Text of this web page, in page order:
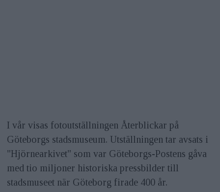
I vår visas fotoutställningen Återblickar på
Göteborgs stadsmuseum. Utställningen tar avsats i
"Hjörnearkivet" som var Göteborgs-Postens gåva
med tio miljoner historiska pressbilder till
stadsmuseet när Göteborg firade 400 år.